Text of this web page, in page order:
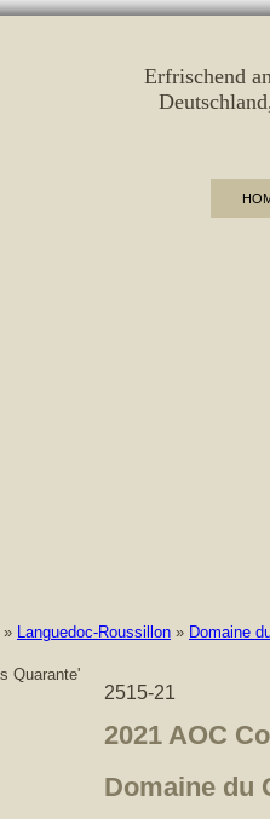
Erfrischend
Deutschland
» Languedoc-Roussillon » Domaine
2515-21
2021 AOC
Domaine du